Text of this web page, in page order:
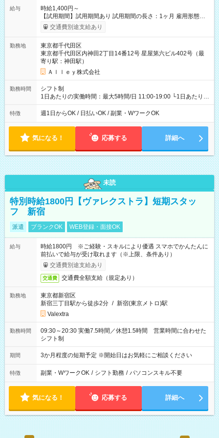
給与
時給1,400円～
【試用期間】試用期間あり 試用期間の長さ：1ヶ月 雇用形態、
給与は本採用時と同じです。
交通費別途支給あり
勤務地
東京都千代田区
東京都千代田区内神田2丁目14番12号 星屋第六ビル402号（最
寄り駅：神田駅）
Ａｌｌｅｙ株式会社
勤務時間
シフト制
1日あたりの実働時間：最大5時間/日 11:00-19:00 └1日あたりの
実働時間：1-5時間 └上記の時間帯内であれば、いつでも勤務可
能！ └平日・土曜日の中で、お好きな曜日でご勤務いただけま
18:00 などのように、自由な働き方が可能なお仕事です！
特徴 週1日からOK / 日払いOK / 副業・WワークOK
気になる！ 応募する 詳細へ
未読
特別時給1800円【ヴァレクストラ】短期スタッ
フ 新宿
派遣 ブランクOK WEB登録・面接OK
給与
時給1800円 ※ご経験・スキルにより優遇 スマホでかんたんに
前払いで給与が受け取れます（※上限、条件あり）
交通費別途支給あり
交通費 交通費全額支給（規定あり）
勤務地
東京都新宿区
新宿三丁目駅から徒歩2分 / 新宿(東京メトロ)駅
Valextra
勤務時間
09:30～20:30 実働7.5時間／休憩1.5時間 営業時間に合わせた
シフト制
期間 3か月程度の短期予定 ※開始日はお気軽にご相談ください
特徴 副業・WワークOK / シフト勤務 / パソコンスキル不要
気になる！ 応募する 詳細へ